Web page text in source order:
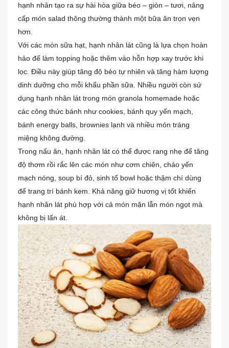
hạnh nhân tạo ra sự hài hòa giữa béo – giòn – tươi, nâng
cấp món salad thông thường thành một bữa ăn trọn vẹn
hơn.
Với các món sữa hạt, hạnh nhân lát cũng là lựa chọn hoàn
hảo để làm topping hoặc thêm vào hỗn hợp xay trước khi
lọc. Điều này giúp tăng độ béo tự nhiên và tăng hàm lượng
dinh dưỡng cho mỗi khẩu phần sữa. Nhiều người còn sử
dụng hạnh nhân lát trong món granola homemade hoặc
các công thức bánh như cookies, bánh quy yến mạch,
bánh energy balls, brownies lạnh và nhiều món tráng
miệng không đường.
Trong nấu ăn, hạnh nhân lát có thể được rang nhẹ để tăng
độ thơm rồi rắc lên các món như cơm chiên, cháo yến
mạch nóng, soup bí đỏ, sinh tố bowl hoặc thậm chí dùng
để trang trí bánh kem. Khả năng giữ hương vị tốt khiến
hạnh nhân lát phù hợp với cả món mặn lẫn món ngọt mà
không bị lấn át.